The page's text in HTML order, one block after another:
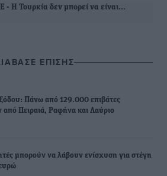
- Η Τουρκία δεν μπορεί να είναι…
ΕΠΙΣΗΣ
Πάνω από 129.000 επιβάτες
Πειραιά, Ραφήνα και Λαύριο
μπορούν να λάβουν ενίσχυση για στέγη